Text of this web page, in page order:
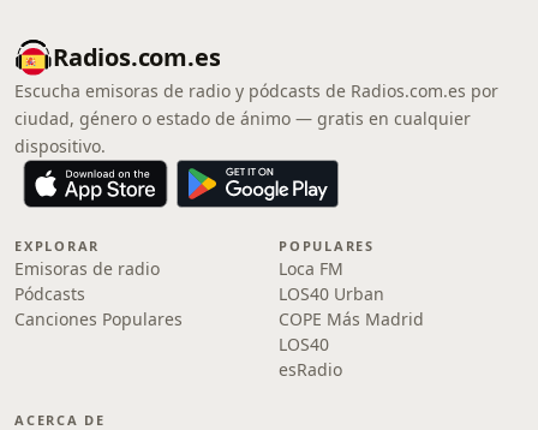
Radios.com.es
Escucha emisoras de radio y pódcasts de Radios.com.es por
ciudad, género o estado de ánimo — gratis en cualquier
dispositivo.
EXPLORAR
Emisoras de radio
Pódcasts
Canciones Populares
POPULARES
Loca FM
LOS40 Urban
COPE Más Madrid
LOS40
esRadio
ACERCA DE